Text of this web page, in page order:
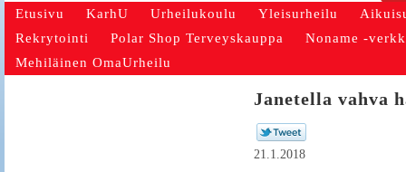
Etusivu KarhU Urheilukoulu Yleisurheilu
Rekrytointi
Polar Shop Terveyskauppa
Noname -
Mehiläinen OmaUrheilu
Janetella vahva
21.1.2018